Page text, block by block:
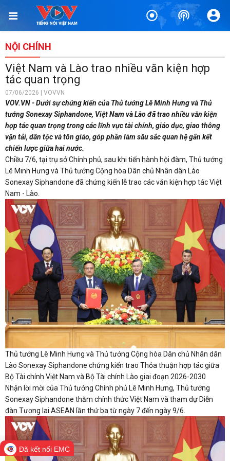
NỘI CHÍNH
Việt Nam và Lào trao nhiều văn kiện hợp
tác quan trọng
07/06/2026 | VOVVN
VOV.VN - Dưới sự chứng kiến của Thủ tướng Lê Minh Hưng và Thủ
tướng Sonexay Siphandone, Việt Nam và Lào đã trao nhiều văn kiện
hợp tác quan trọng trong các lĩnh vực tài chính, giáo dục, giao thông
vận tải, dân tộc và tôn giáo, góp phần làm sâu sắc quan hệ gắn kết
chiến lược giữa hai nước.
Chiều 7/6, tại trụ sở Chính phủ, sau khi tiến hành hội đàm, Thủ tướng
Lê Minh Hưng và Thủ tướng Cộng hòa Dân chủ Nhân dân Lào
Sonexay Siphandone đã chứng kiến lễ trao các văn kiện hợp tác Việt
Nam - Lào.
Thủ tướng Lê Minh Hưng và Thủ tướng Cộng hòa Dân chủ Nhân dân
Lào Sonexay Siphandone chứng kiến trao Thỏa thuận hợp tác giữa
Bộ Tài chính Việt Nam và Bộ Tài chính Lào giai đoạn 2026-2030
Nhận lời mời của Thủ tướng Chính phủ Lê Minh Hưng, Thủ tướng
Sonexay Siphandone thăm chính thức Việt Nam và tham dự Diễn
đàn Tương lai ASEAN lần thứ ba từ ngày 7 đến ngày 9/6.
Đã kết nối EMC